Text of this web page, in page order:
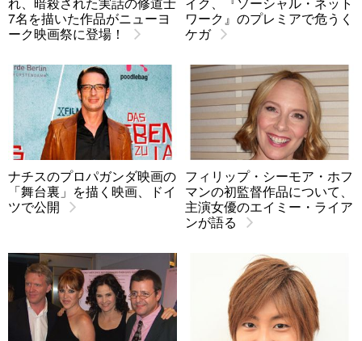
7名を描いた作品がニューヨ
ーク映画祭に登場！
ワーク』のプレミアで危うく
ケガ
ナチスのプロパガンダ映画の
「舞台裏」を描く映画、ドイ
ツで公開
フィリップ・シーモア・ホフ
マンの初監督作品について、
主演女優のエイミー・ライア
ンが語る